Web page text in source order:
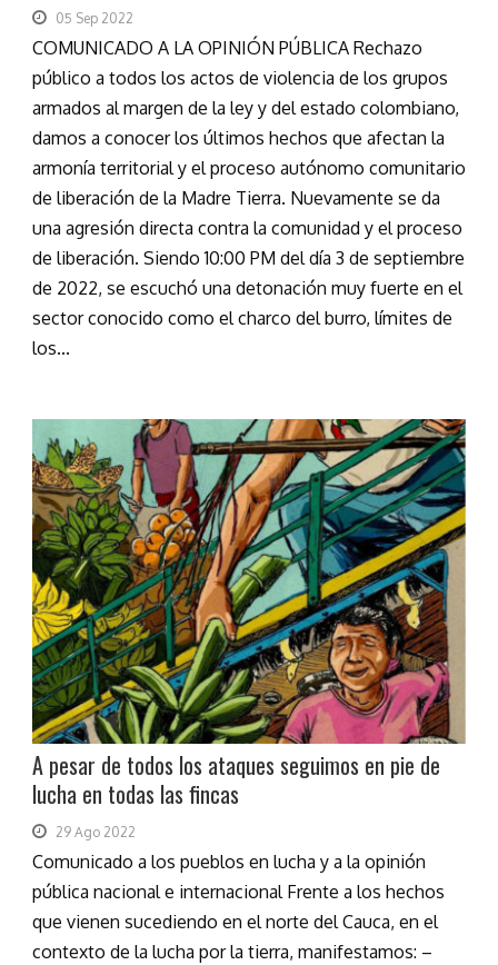
05 Sep 2022
COMUNICADO A LA OPINIÓN PÚBLICA Rechazo
público a todos los actos de violencia de los grupos
armados al margen de la ley y del estado colombiano,
damos a conocer los últimos hechos que afectan la
armonía territorial y el proceso autónomo comunitario
de liberación de la Madre Tierra. Nuevamente se da
una agresión directa contra la comunidad y el proceso
de liberación. Siendo 10:00 PM del día 3 de septiembre
de 2022, se escuchó una detonación muy fuerte en el
sector conocido como el charco del burro, límites de
los...
A pesar de todos los ataques seguimos en pie de
lucha en todas las fincas
29 Ago 2022
Comunicado a los pueblos en lucha y a la opinión
pública nacional e internacional Frente a los hechos
que vienen sucediendo en el norte del Cauca, en el
contexto de la lucha por la tierra, manifestamos: –